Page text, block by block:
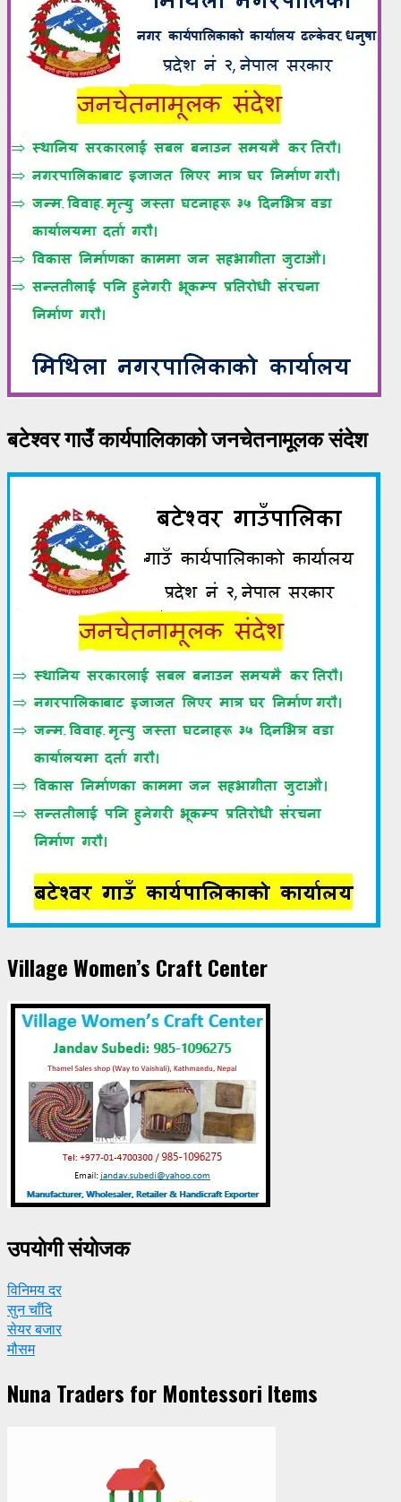
बटेश्वर गाउँ कार्यपालिकाको जनचेतनामूलक संदेश
Village Women’s Craft Center
उपयाेगी संयाेजक
विनिमय दर
सुन चाँदि
सेयर बजार
मौसम
Nuna Traders for Montessori Items